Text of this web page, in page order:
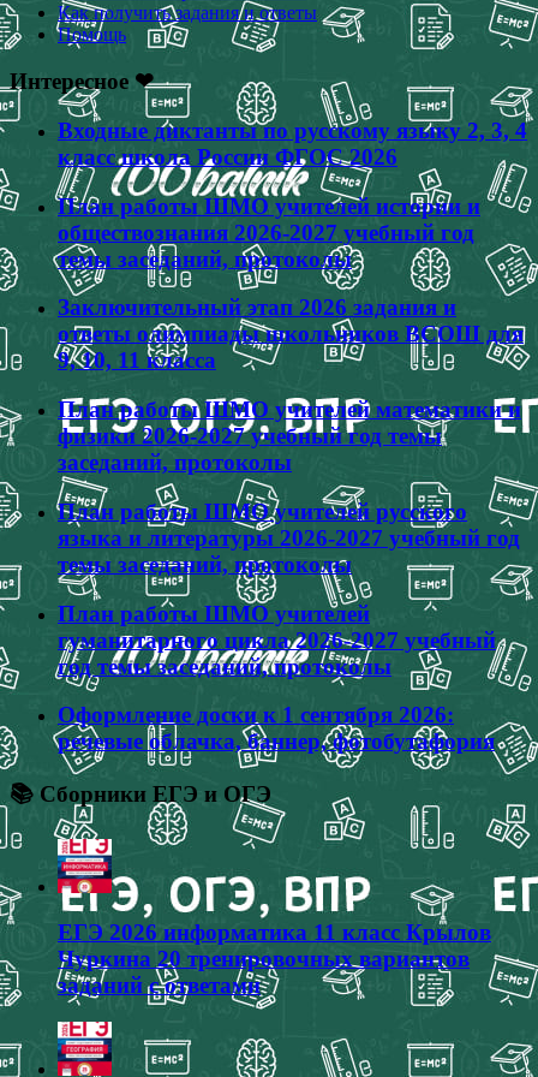
Как получить задания и ответы
Помощь
Интересное ❤
Входные диктанты по русскому языку 2, 3, 4
класс школа России ФГОС 2026
План работы ШМО учителей истории и
обществознания 2026-2027 учебный год
темы заседаний, протоколы
Заключительный этап 2026 задания и
ответы олимпиады школьников ВСОШ для
9, 10, 11 класса
План работы ШМО учителей математики и
физики 2026-2027 учебный год темы
заседаний, протоколы
План работы ШМО учителей русского
языка и литературы 2026-2027 учебный год
темы заседаний, протоколы
План работы ШМО учителей
гуманитарного цикла 2026-2027 учебный
год темы заседаний, протоколы
Оформление доски к 1 сентября 2026:
речевые облачка, баннер, фотобутафория
📚 Сборники ЕГЭ и ОГЭ
ЕГЭ 2026 информатика 11 класс Крылов
Чуркина 20 тренировочных вариантов
заданий с ответами